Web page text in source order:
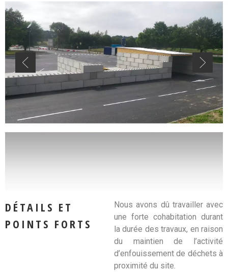
DÉTAILS ET
POINTS FORTS
Nous avons dû travailler avec
une forte cohabitation durant
la durée des travaux, en raison
du maintien de l’activité
d’enfouissement de déchets à
proximité du site.